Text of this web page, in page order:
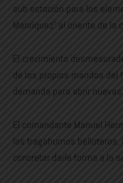
sub estación para los
Manríquez” al oriente de la
El crecimiento
de los propios mandos del
demanda para abrir
El comandante Manuel
los tragahumos belloteros,
concretar darle forma a la